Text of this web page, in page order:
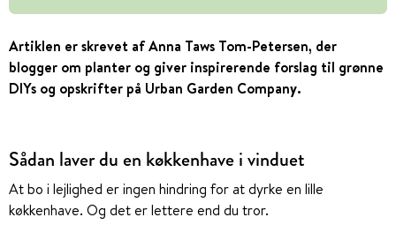
Artiklen er skrevet af Anna Taws Tom-Petersen, der
blogger om planter og giver inspirerende forslag til grønne
DIYs og opskrifter på Urban Garden Company.
Sådan laver du en køkkenhave i vinduet
At bo i lejlighed er ingen hindring for at dyrke en lille
køkkenhave. Og det er lettere end du tror.